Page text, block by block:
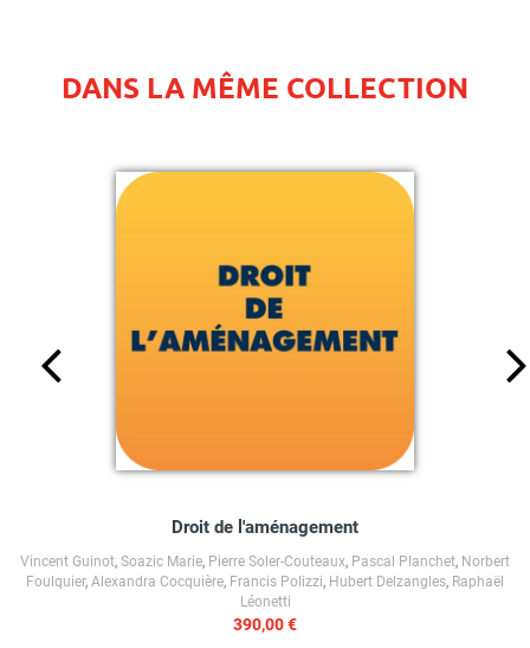
DANS LA MÊME COLLECTION
Droit de l'aménagement
Vincent Guinot, Soazic Marie, Pierre Soler-Couteaux, Pascal Planchet, Norbert
Foulquier, Alexandra Cocquière, Francis Polizzi, Hubert Delzangles, Raphaël
Léonetti
390,00 €